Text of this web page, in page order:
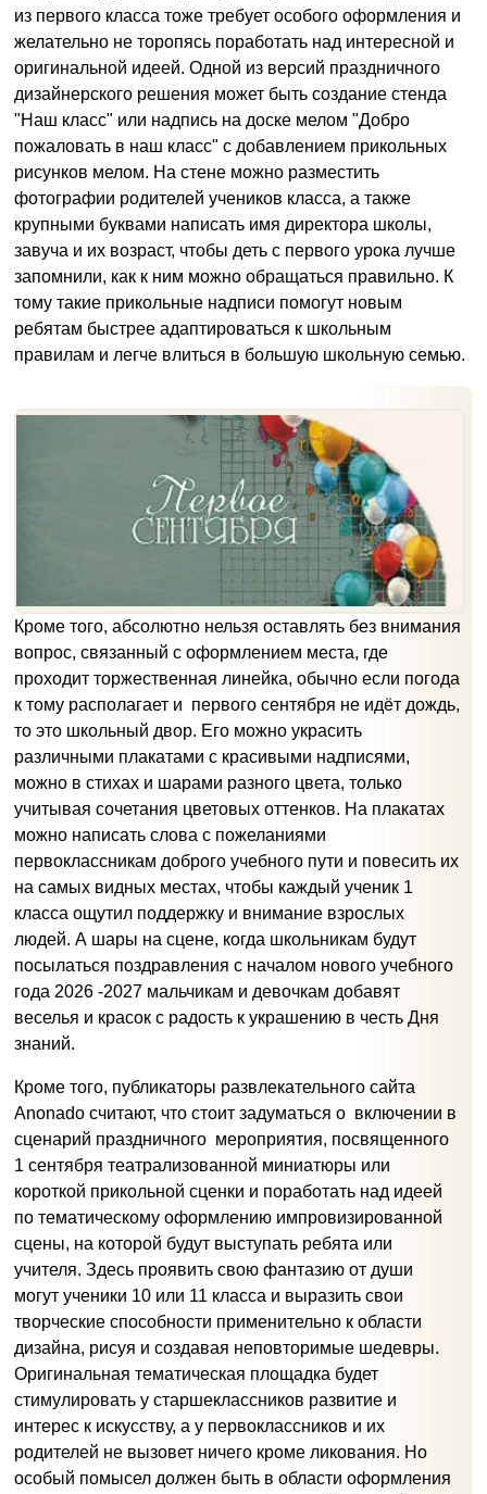
из первого класса тоже требует особого оформления и
желательно не торопясь поработать над интересной и
оригинальной идеей. Одной из версий праздничного
дизайнерского решения может быть создание стенда
"Наш класс" или надпись на доске мелом "Добро
пожаловать в наш класс" с добавлением прикольных
рисунков мелом. На стене можно разместить
фотографии родителей учеников класса, а также
крупными буквами написать имя директора школы,
завуча и их возраст, чтобы деть с первого урока лучше
запомнили, как к ним можно обращаться правильно. К
тому такие прикольные надписи помогут новым
ребятам быстрее адаптироваться к школьным
правилам и легче влиться в большую школьную семью.
Кроме того, абсолютно нельзя оставлять без внимания
вопрос, связанный с оформлением места, где
проходит торжественная линейка, обычно если погода
к тому располагает и первого сентября не идёт дождь,
то это школьный двор. Его можно украсить
различными плакатами с красивыми надписями,
можно в стихах и шарами разного цвета, только
учитывая сочетания цветовых оттенков. На плакатах
можно написать слова с пожеланиями
первоклассникам доброго учебного пути и повесить их
на самых видных местах, чтобы каждый ученик 1
класса ощутил поддержку и внимание взрослых
людей. А шары на сцене, когда школьникам будут
посылаться поздравления с началом нового учебного
года 2026 -2027 мальчикам и девочкам добавят
веселья и красок с радость к украшению в честь Дня
знаний.
Кроме того, публикаторы развлекательного сайта
Anonado считают, что стоит задуматься о включении в
сценарий праздничного мероприятия, посвященного
1 сентября театрализованной миниатюры или
короткой прикольной сценки и поработать над идеей
по тематическому оформлению импровизированной
сцены, на которой будут выступать ребята или
учителя. Здесь проявить свою фантазию от души
могут ученики 10 или 11 класса и выразить свои
творческие способности применительно к области
дизайна, рисуя и создавая неповторимые шедевры.
Оригинальная тематическая площадка будет
стимулировать у старшеклассников развитие и
интерес к искусству, а у первоклассников и их
родителей не вызовет ничего кроме ликования. Но
особый помысел должен быть в области оформления